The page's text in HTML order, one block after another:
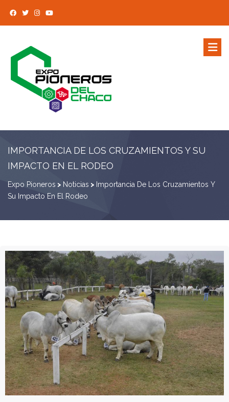
IMPORTANCIA DE LOS CRUZAMIENTOS Y SU
IMPACTO EN EL RODEO
Expo Pioneros > Noticias > Importancia De Los Cruzamientos Y
Su Impacto En El Rodeo